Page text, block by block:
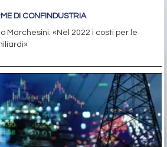
DI CONFINDUSTRIA
Marchesini: «Nel 2022 i costi per le